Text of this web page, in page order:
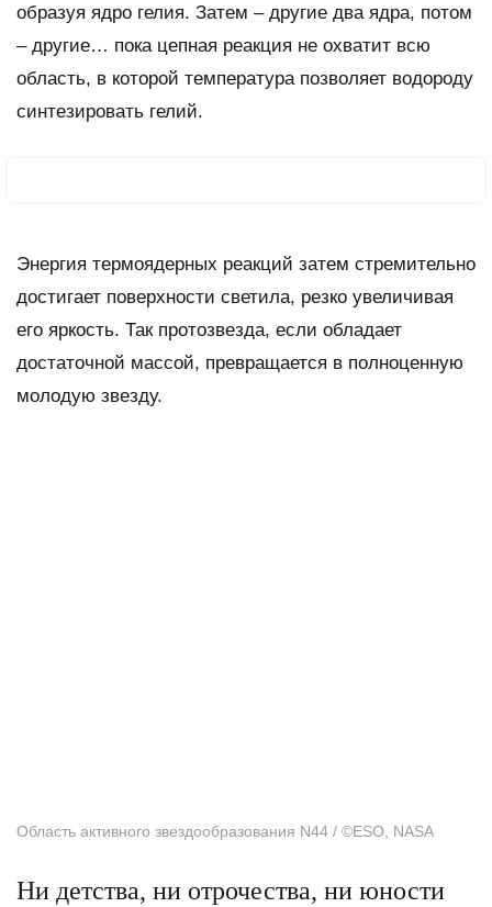
образуя ядро гелия. Затем – другие два ядра, потом
– другие… пока цепная реакция не охватит всю
область, в которой температура позволяет водороду
синтезировать гелий.
Энергия термоядерных реакций затем стремительно
достигает поверхности светила, резко увеличивая
его яркость. Так протозвезда, если обладает
достаточной массой, превращается в полноценную
молодую звезду.
Область активного звездообразования N44 / ©ESO, NASA
Ни детства, ни отрочества, ни юности